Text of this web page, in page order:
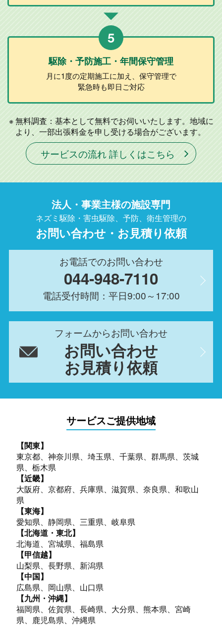
5
駆除・予防施工 ・年間保守管理
月に1度の定期施工に加え、 保守管理で
緊急時も即日ご対応
無料調査：基本として無料でお伺いいたします。地域に
より、一部出張料金を申し受ける場合がございます。
サービスの流れ 詳しくはこちら
法人・事業主様の施設専門
ネズミ駆除・害虫駆除、予防、衛生管理の
お問い合わせ・お見積り依頼
お電話でのお問い合わせ
044-948-7110
電話受付時間：平日9:00～17:00
フォームからお問い合わせ
お問い合わせ
お見積り依頼
サービスご提供地域
【関東】
東京都、神奈川県、埼玉県、千葉県、群馬県、茨城
県、栃木県
【近畿】
大阪府、京都府、兵庫県、滋賀県、奈良県、和歌山
県
【東海】
愛知県、静岡県、三重県、岐阜県
【北海道・東北】
北海道、宮城県、福島県
【甲信越】
山梨県、長野県、新潟県
【中国】
広島県、岡山県、山口県
【九州・沖縄】
福岡県、佐賀県、長崎県、大分県、熊本県、宮崎
県、鹿児島県、沖縄県